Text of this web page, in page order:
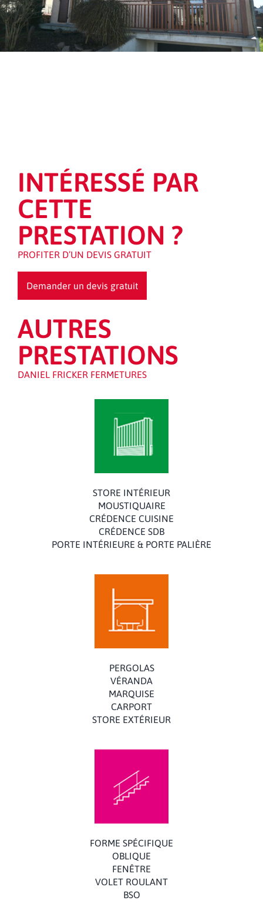
INTÉRESSÉ PAR
CETTE
PRESTATION ?
PROFITER D’UN DEVIS GRATUIT
Demander un devis gratuit
AUTRES
PRESTATIONS
DANIEL FRICKER FERMETURES
STORE INTÉRIEUR
MOUSTIQUAIRE
CRÉDENCE CUISINE
CRÉDENCE SDB
PORTE INTÉRIEURE & PORTE PALIÈRE
PERGOLAS
VÉRANDA
MARQUISE
CARPORT
STORE EXTÉRIEUR
FORME SPÉCIFIQUE
OBLIQUE
FENÊTRE
VOLET ROULANT
BSO